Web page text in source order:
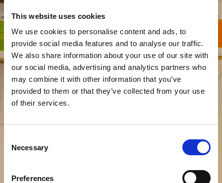
This website uses cookies
We use cookies to personalise content and ads, to
provide social media features and to analyse our traffic.
We also share information about your use of our site with
our social media, advertising and analytics partners who
may combine it with other information that you’ve
provided to them or that they’ve collected from your use
of their services.
Selection
Necessary
Preferences
æstetiske behandlinger, der bygger på stor
medicinsk ekspertise og ærlig rådgivning.
Din tryghed er vores
førsteprioritet.
Tid
Moderne kosmetisk klinik
En rolig og moderne oase nær København, hvor vi har
Erfarne specialister
sygeplejerske, som har over 10 års kosmetisk